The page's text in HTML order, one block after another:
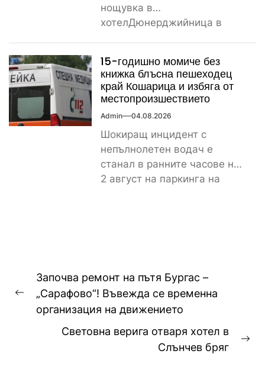
нощувка в
хотелДюнерджийница в
скъпотия на храната...
15-годишно момиче без
книжка блъсна пешеходец
край Кошарица и избяга от
местопроизшествието
Admin 04.08.2026
Шокиращ инцидент с
непълнолетен водач е
станал в ранните часове на
2 август на паркинга на
Навигация
Previous
post:
Започва ремонт на пътя Бургас –
„Сарафово“! Въвежда се временна
организация на движението
Световна верига отваря хотел в
Слънчев бряг